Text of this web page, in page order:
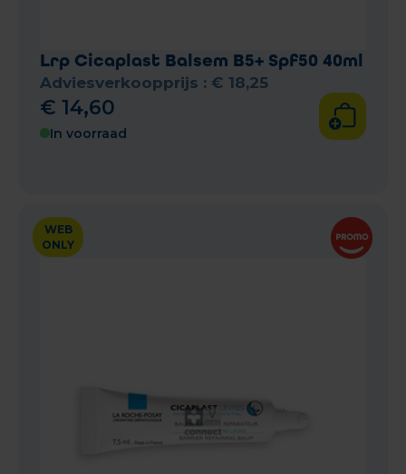
Lrp Cicaplast Balsem B5+ Spf50 40ml
Adviesverkoopprijs : € 18,25
€ 14,60
In voorraad
WEB
ONLY